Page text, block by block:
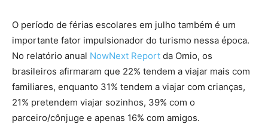
O período de férias escolares em julho também é um
importante fator impulsionador do turismo nessa época.
No relatório anual NowNext Report da Omio, os
brasileiros afirmaram que 22% tendem a viajar mais com
familiares, enquanto 31% tendem a viajar com crianças,
21% pretendem viajar sozinhos, 39% com o
parceiro/cônjuge e apenas 16% com amigos.